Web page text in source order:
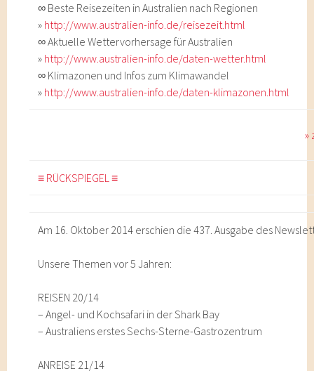
∞ Beste Reisezeiten in Australien nach Regionen
» http://www.australien-info.de/reisezeit.html
∞ Aktuelle Wettervorhersage für Australien
» http://www.australien-info.de/daten-wetter.html
∞ Klimazonen und Infos zum Klimawandel
» http://www.australien-info.de/daten-klimazonen.html
»
≡ RÜCKSPIEGEL ≡
Am 16. Oktober 2014 erschien die 437. Ausgabe des
Unsere Themen vor 5 Jahren:
REISEN 20/14
– Angel- und Kochsafari in der Shark Bay
– Australiens erstes Sechs-Sterne-Gastrozentrum
ANREISE 21/14